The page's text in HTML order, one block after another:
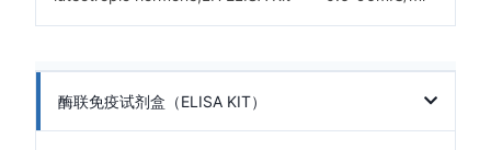
酶联免疫试剂盒（ELISA KIT）